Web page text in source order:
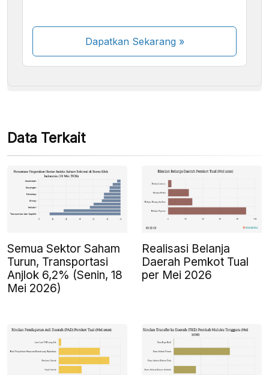
Dapatkan Sekarang»
Beberapa metode pembayaran masih dalam
Data Terkait
Semua Sektor Saham
Turun, Transportasi
Anjlok 6,2% (Senin, 18
Mei 2026)
Realisasi Belanja
Daerah Pemkot Tual
per Mei 2026